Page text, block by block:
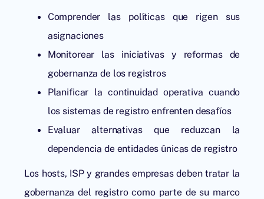
Comprender las políticas que rigen sus
asignaciones
Monitorear las iniciativas y reformas de
gobernanza de los registros
Planificar la continuidad operativa cuando
los sistemas de registro enfrenten desafíos
Evaluar alternativas que reduzcan la
dependencia de entidades únicas de registro
Los hosts, ISP y grandes empresas deben tratar la
gobernanza del registro como parte de su marco